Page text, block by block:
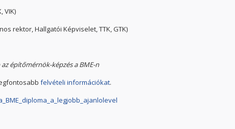
VIK)
rektor, Hallgatói Képviselet, TTK, GTK)
építőmérnök-képzés a BME-n
felvételi információkat.